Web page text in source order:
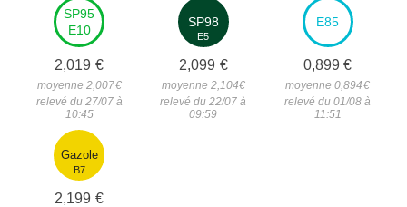
SP95
E10
2,019 €
moyenne 2,007€
relevé du 27/07 à
10:45
SP98
E5
2,099 €
moyenne 2,104€
relevé du 22/07 à
09:59
E85
0,899 €
moyenne 0,894€
relevé du 01/08 à
11:51
Gazole
B7
2,199 €